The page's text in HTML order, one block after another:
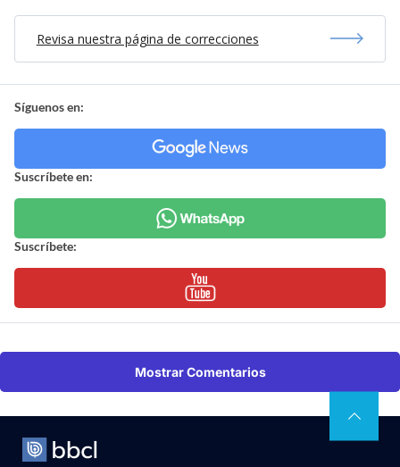
Revisa nuestra página de correcciones
Síguenos en:
Suscríbete en:
Suscríbete:
Mostrar Comentarios